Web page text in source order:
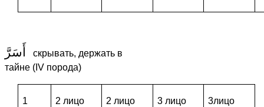
أَسَرَّ
скрывать, держать в
тайне (IV порода)
1
2 лицо
2 лицо
3 лицо
3лицо